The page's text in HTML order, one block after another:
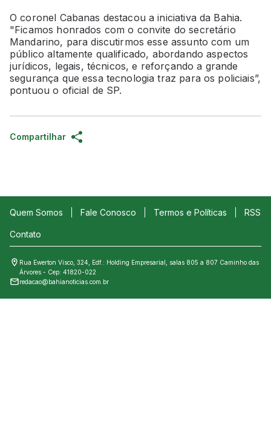
O coronel Cabanas destacou a iniciativa da Bahia.
"Ficamos honrados com o convite do secretário
Mandarino, para discutirmos esse assunto com um
público altamente qualificado, abordando aspectos
jurídicos, legais, técnicos, e reforçando a grande
segurança que essa tecnologia traz para os policiais”,
pontuou o oficial de SP.
Compartilhar
Quem Somos Fale Conosco Termos e Políticas RSS
Contato
Rua Ewerton Visco, 324, Edf.: Holding Empresarial, salas 805 a 807 Caminho das
Árvores - Cep: 41820-022
redacao@bahianoticias.com.br